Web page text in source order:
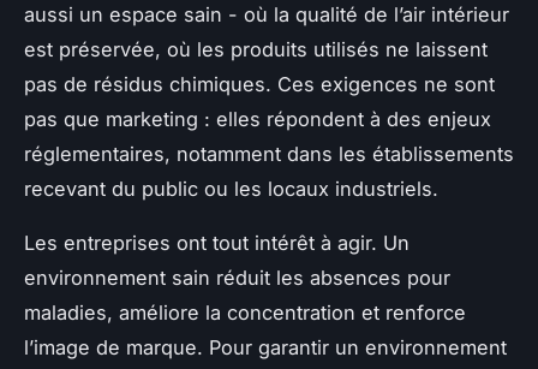
aussi un espace sain - où la qualité de l’air intérieur
est préservée, où les produits utilisés ne laissent
pas de résidus chimiques. Ces exigences ne sont
pas que marketing : elles répondent à des enjeux
réglementaires, notamment dans les établissements
recevant du public ou les locaux industriels.
Les entreprises ont tout intérêt à agir. Un
environnement sain réduit les absences pour
maladies, améliore la concentration et renforce
l’image de marque. Pour garantir un environnement